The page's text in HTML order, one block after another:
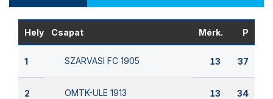
Hely Csapat Mérk. P
1 SZARVASI FC 1905 13 37
2 OMTK-ULE 1913 13 34